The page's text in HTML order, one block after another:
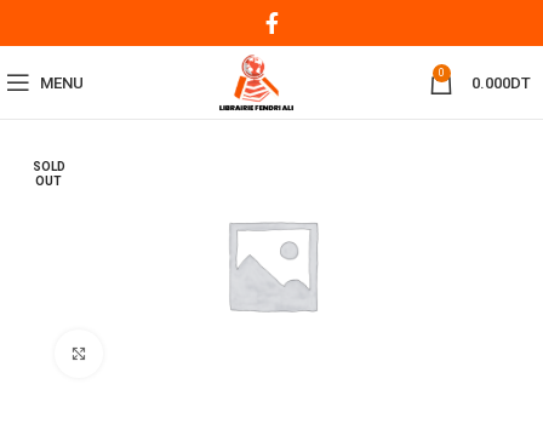
MENU
0
0.000DT
SOLD
OUT